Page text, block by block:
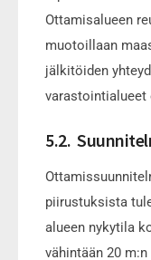
Ottamisalueen
muotoillaan
jälkitöiden
varastointialueet
5.2.
piirustuksista
alueen nykytila
vähintään 20